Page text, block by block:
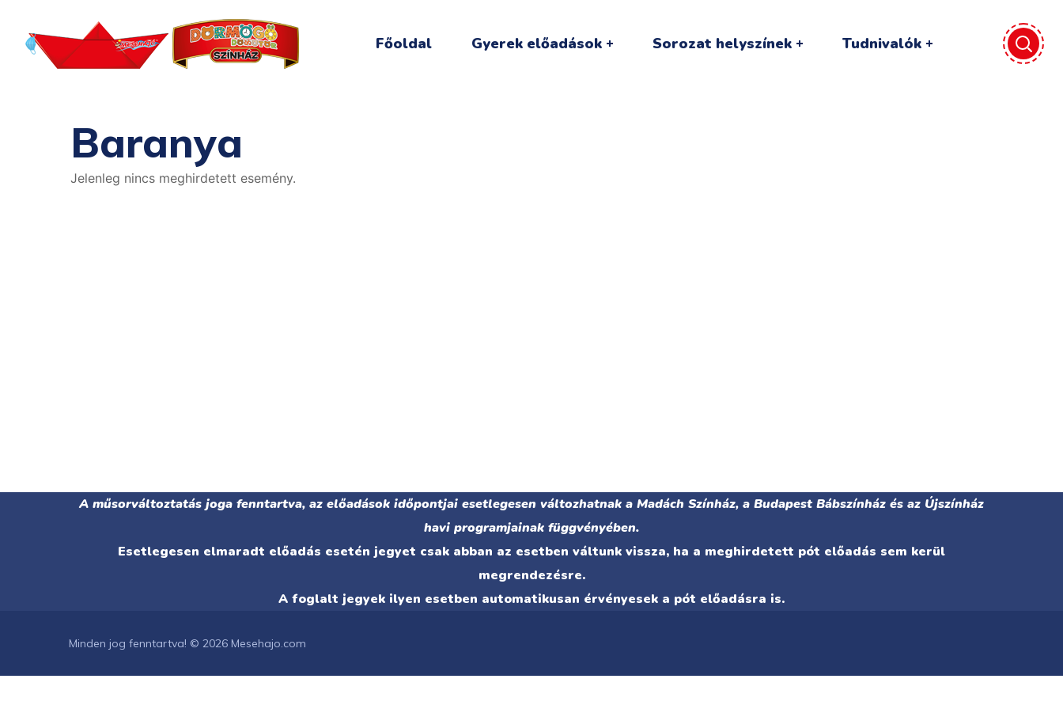
Főoldal Gyerek előadások Sorozat helyszínek Tudnivalók
Baranya
Jelenleg nincs meghirdetett esemény.
A műsorváltoztatás joga fenntartva, az előadások időpontjai esetlegesen változhatnak a Madách Színház, a Budapest Bábszínház és az Újszínház
havi programjainak függvényében.
Esetlegesen elmaradt előadás esetén jegyet csak abban az esetben váltunk vissza, ha a meghirdetett pót előadás sem kerül
megrendezésre.
A foglalt jegyek ilyen esetben automatikusan érvényesek a pót előadásra is.
Minden jog fenntartva! © 2026 Mesehajo.com